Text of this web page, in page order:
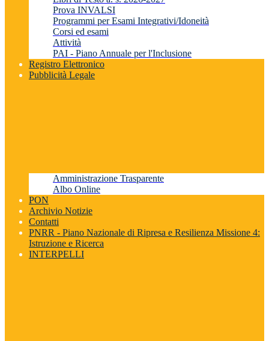
Prova INVALSI
Programmi per Esami Integrativi/Idoneità
Corsi ed esami
Attività
PAI - Piano Annuale per l'Inclusione
Registro Elettronico
Pubblicità Legale
Amministrazione Trasparente
Albo Online
PON
Archivio Notizie
Contatti
PNRR - Piano Nazionale di Ripresa e Resilienza Missione 4:
Istruzione e Ricerca
INTERPELLI